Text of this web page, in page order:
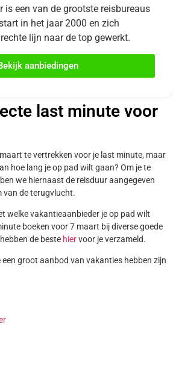
is een van de grootste reisbureaus
in het jaar 2000 en zich
lijn naar de top gewerkt.
aanbiedingen
last minute voor
te vertrekken voor je last minute, maar
hoe lang je op pad wilt gaan? Om je te
we hiernaast de reisduur aangegeven
van de terugvlucht.
welke vakantieaanbieder je op pad wilt
boeken voor 7 maart bij diverse goede
de beste hiervoor je verzameld.
groot aanbod van vakanties hebben zijn